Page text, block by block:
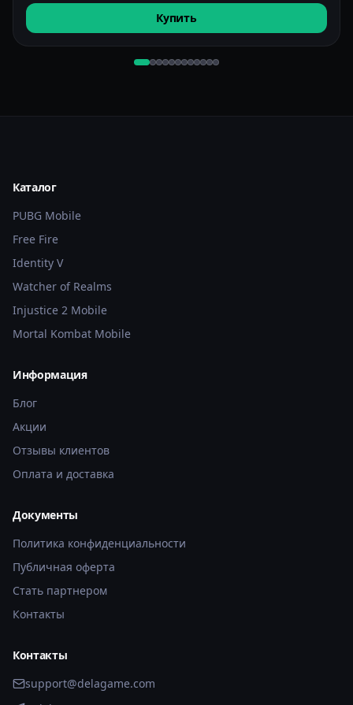
Купить
Каталог
PUBG Mobile
Free Fire
Identity V
Watcher of Realms
Injustice 2 Mobile
Mortal Kombat Mobile
Информация
Блог
Акции
Отзывы клиентов
Оплата и доставка
Документы
Политика конфиденциальности
Публичная оферта
Стать партнером
Контакты
Контакты
support@delagame.com